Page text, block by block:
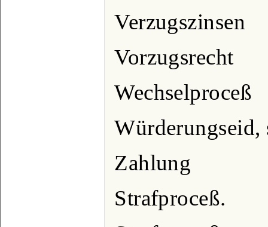
Verzugszinsen
Vorzugsrecht
Wechselproceß
Würderungseid,
Zahlung
Strafproceß.